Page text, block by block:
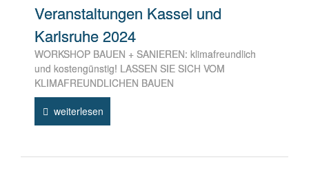
Veranstaltungen Kassel und
Karlsruhe 2024
WORKSHOP BAUEN + SANIEREN: klimafreundlich
und kostengünstig! LASSEN SIE SICH VOM
KLIMAFREUNDLICHEN BAUEN
weiterlesen